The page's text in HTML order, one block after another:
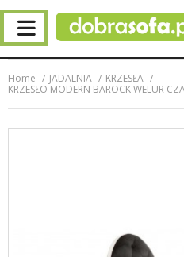
Home JADALNIA
KRZESŁA
KRZESŁO MODERN BAROCK WELUR